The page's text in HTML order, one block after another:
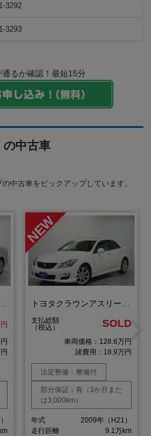
3292
3293
通るか確認！最短15分
の中古車
中古車をピックアップしています。
リート スペシャルＥｄ トヨタクラウンアスリート アニバーサリーＥｄ
支払総額
（税込）
SOLD
車両価格：128.6万円
諸費用：18.9万円
法定整備：整備付
部分保証：有（3か月また
は3,000km）
年式
2009年（H21）
走行距離
9.1万km